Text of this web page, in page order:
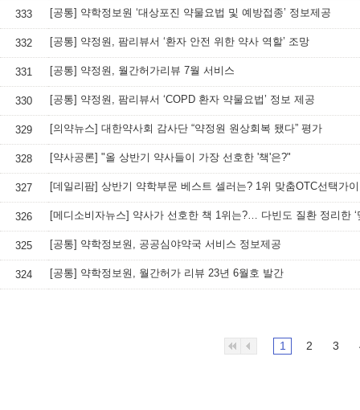
333 [공통] 약학정보원 ‘대상포진 약물요법 및 예방접종’ 정보제공
332 [공통] 약정원, 팜리뷰서 ‘환자 안전 위한 약사 역할’ 조망
331 [공통] 약정원, 월간허가리뷰 7월 서비스
330 [공통] 약정원, 팜리뷰서 ‘COPD 환자 약물요법’ 정보 제공
329 [의약뉴스] 대한약사회 감사단 “약정원 원상회복 됐다” 평가
328 [약사공론] "올 상반기 약사들이 가장 선호한 '책'은?"
327 [데일리팜] 상반기 약학부문 베스트 셀러는? 1위 맞춤OTC선택가
326
325 [공통] 약학정보원, 공공심야약국 서비스 정보제공
324 [공통] 약학정보원, 월간허가 리뷰 23년 6월호 발간
1 2 3